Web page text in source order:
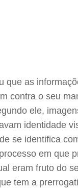
que as
contra o seu
ele,
identidade
se identifica
em que
eram fruto do
tem a